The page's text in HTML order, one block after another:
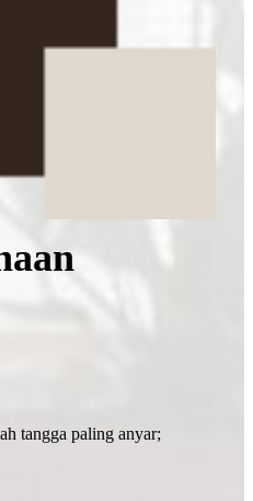
tangga paling anyar;